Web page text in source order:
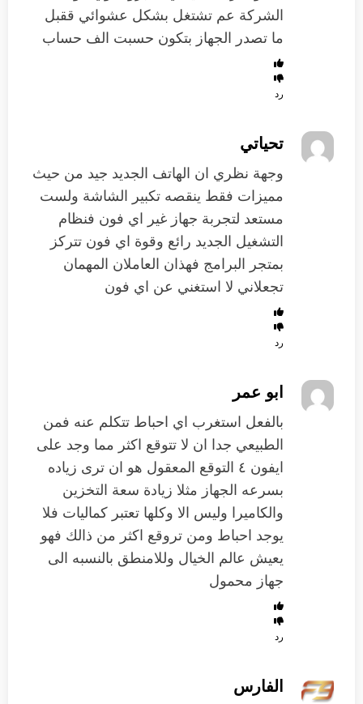
الشركة عم تشتغل بشكل عشوائي ققبل
ما تصدر الجهاز بتكون حسبت الف حساب
رد
تحياتي
وجهة نظري ان الهاتف الجديد جيد من حيث
مميزات فقط ينقصه تكبير الشاشة ولست
مستعد لتجربة جهاز غير اي فون فنظام
التشغيل الجديد رائع وقوة اي فون تتركز
بمتجر البرامج فهذان العاملان المهمان
تجعلاني لا استغني عن اي فون
رد
ابو عمر
بالفعل استغرب اي احباط تتكلم عنه فمن
الطبيعي جدا ان لا تتوقع اكثر مما وجد على
ايفون ٤ التوقع المعقول هو ان ترى زياده
بسرعه الجهاز مثلا زيادة سعة التخزين
والكاميرا وليس الا وكلها تعتبر كماليات فلا
يوجد احباط ومن تروقع اكثر من ذالك فهو
يعيش عالم الخيال وللامنطق بالنسبه الى
جهاز محمول
رد
الفارس